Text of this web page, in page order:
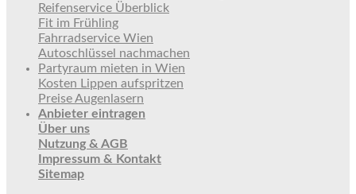
Reifenservice Überblick
Fit im Frühling
Fahrradservice Wien
Autoschlüssel nachmachen
Partyraum mieten in Wien
Kosten Lippen aufspritzen
Preise Augenlasern
Anbieter eintragen
Über uns
Nutzung & AGB
Impressum & Kontakt
Sitemap